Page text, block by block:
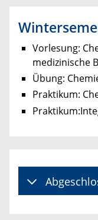
Vorlesung:
medizinische
Übung:
Praktikum: